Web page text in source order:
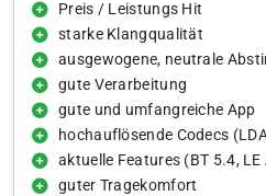
Preis / Leistungs Hit
starke Klangqualität
ausgewogene, neutrale
gute Verarbeitung
gute und umfangreiche App
hochauflösende Codecs
aktuelle Features (BT 5.4,
guter Tragekomfort